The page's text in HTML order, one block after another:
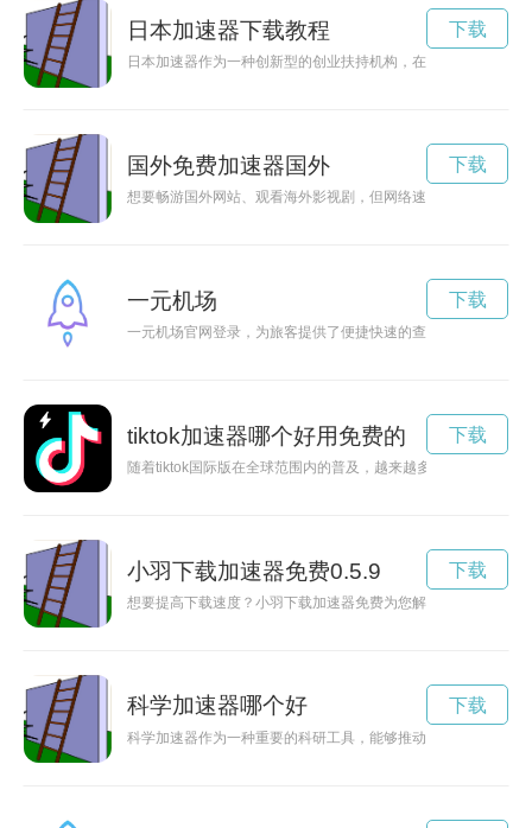
日本加速器下载教程
日本加速器作为一种创新型的创业扶持机构，在近年来逐渐崭
下载
国外免费加速器国外
想要畅游国外网站、观看海外影视剧，但网络速度总是慢到爆
下载
一元机场
一元机场官网登录，为旅客提供了便捷快速的查询、购票、值
下载
tiktok加速器哪个好用免费的
随着tiktok国际版在全球范围内的普及，越来越多的用户开始关
下载
小羽下载加速器免费0.5.9
想要提高下载速度？小羽下载加速器免费为您解决问题！让您
下载
科学加速器哪个好
科学加速器作为一种重要的科研工具，能够推动科技领域的高
下载